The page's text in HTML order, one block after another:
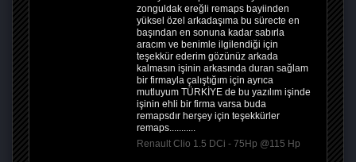
zonguldak ereğli remaps bayiinden
yüksel özel arkadaşıma bu sürecte en
başından en sonuna kadar sabırla
aracım ve benimle ilgilendiği için
teşekkür ederim gözünüz arkada
kalmasın işinin arkasında duran sağlam
bir firmayla çalıştığım için ayrıca
mutluyum TÜRKİYE de bu yazılım işinde
işinin ehli bir firma varsa buda
remapsdır herşey için teşekkürler
remaps...........
Renault Clio 1.5 DCi - 75Hp @115 Hp